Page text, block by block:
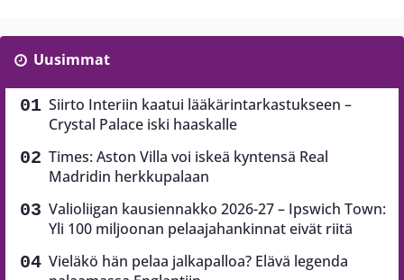
Uusimmat
Siirto Interiin kaatui lääkärintarkastukseen –
Crystal Palace iski haaskalle
Times: Aston Villa voi iskeä kyntensä Real
Madridin herkkupalaan
Valioliigan kausiennakko 2026-27 – Ipswich Town:
Yli 100 miljoonan pelaajahankinnat eivät riitä
Vieläkö hän pelaa jalkapalloa? Elävä legenda